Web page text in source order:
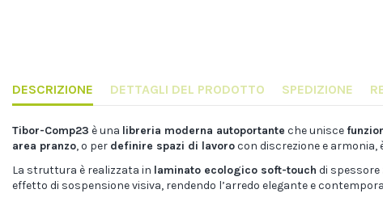
DESCRIZIONE DETTAGLI DEL PRODOTTO SPEDIZIONE
Tibor-Comp23 è una libreria moderna autoportante che unisce
area pranzo, o per definire spazi di lavorocon discrezione e armonia,
La struttura è realizzata in laminato ecologico soft-touch di spessore
effetto di sospensione visiva, rendendo l’arredo elegante e